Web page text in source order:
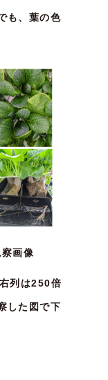
も、葉の色
画像
列は250倍
した図で下